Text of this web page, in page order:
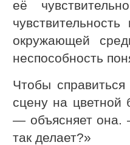
её
окружающей
неспособность
Чтобы
сцену на цветной
— объясняет она.
так делает?»